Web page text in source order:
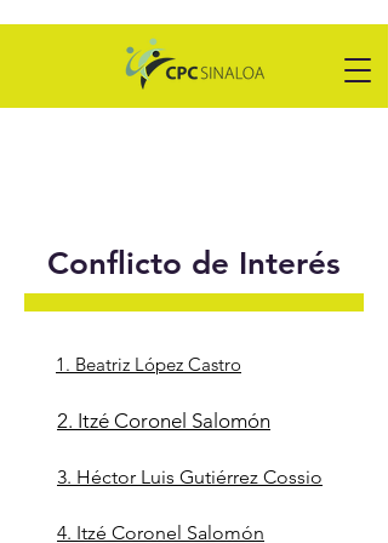
Conflicto de Interés
1. Beatriz López Castro
2. Itzé Coronel Salomón
3. Héctor Luis Gutiérrez Cossio
4. Itzé Coronel Salomón